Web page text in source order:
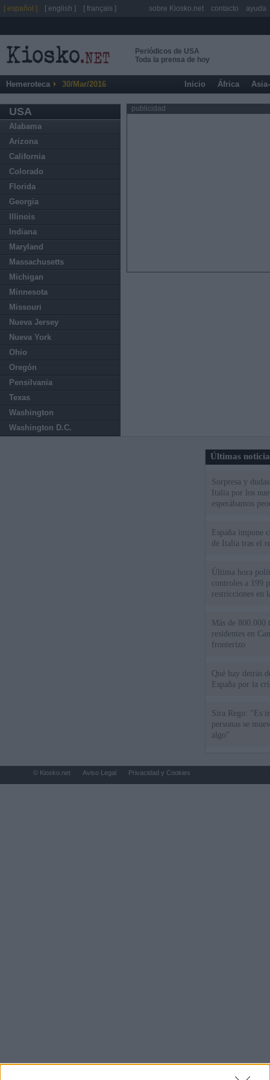
Periódicos de USA
Toda la prensa de hoy
Hemeroteca 30/Mar/2016 Inicio África
USA
Alabama
Arizona
California
Colorado
Florida
Georgia
Illinois
Indiana
Maryland
Massachusetts
Michigan
Minnesota
Missouri
Nueva Jersey
Nueva York
Ohio
Oregón
Pensilvania
Texas
Washington
Washington D.C.
publicidad
Últimas
Sorpresa y
Italia por los
esperábamos
España impone
de Italia tras el
Última hora
controles a 199
restricciones en
Más de 800.000
residentes en
fronterizo
Qué hay detrás
España por la
Sira Rego: "Es
personas se
algo"
[ español ] [ english ] [ français ] sobre Kiosko.net contacto ayuda
© Kiosko.net Aviso Legal Privacidad y Cookies